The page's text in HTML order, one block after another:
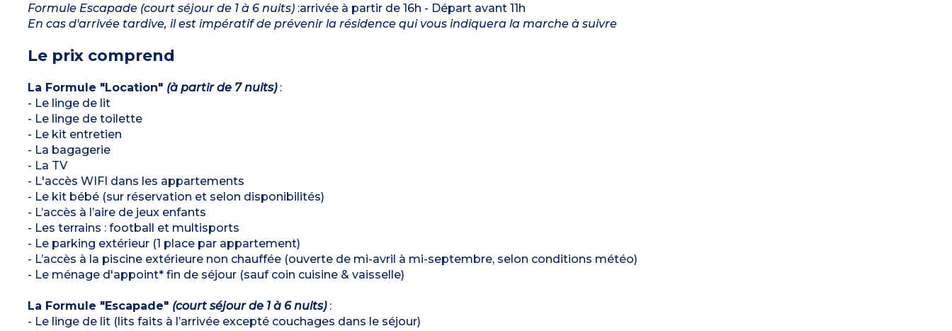
Formule Escapade (court séjour de 1 à 6 nuits):arrivée à partir de 16h - Départ avant 11h
En cas d'arrivée tardive, il est impératif de prévenir la résidence qui vous indiquera la marche à suivre
Le prix comprend
La Formule "Location" (à partir de 7 nuits) :
- Le linge de lit
- Le linge de toilette
- Le kit entretien
- La bagagerie
- La TV
- L'accès WIFI dans les appartements
- Le kit bébé (sur réservation et selon disponibilités)
- L’accès à l’aire de jeux enfants
- Les terrains : football et multisports
- Le parking extérieur (1 place par appartement)
- L’accès à la piscine extérieure non chauffée (ouverte de mi-avril à mi-septembre, selon conditions météo)
- Le ménage d'appoint* fin de séjour (sauf coin cuisine & vaisselle)
La Formule "Escapade" (court séjour de 1 à 6 nuits) :
- Le linge de lit (lits faits à l’arrivée excepté couchages dans le séjour)